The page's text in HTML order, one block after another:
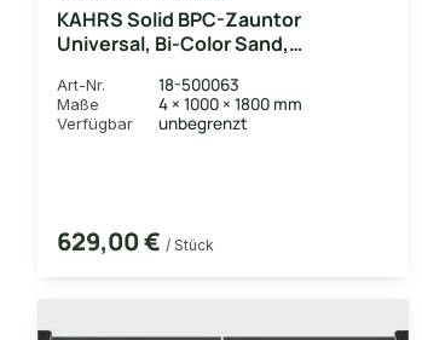
KAHRS Solid BPC-Zauntor
Universal, Bi-Color Sand,
Rahmen EV1
Art-Nr. 18-500063
Maße 4 × 1000 × 1800 mm
Verfügbar unbegrenzt
629,00 € / Stück